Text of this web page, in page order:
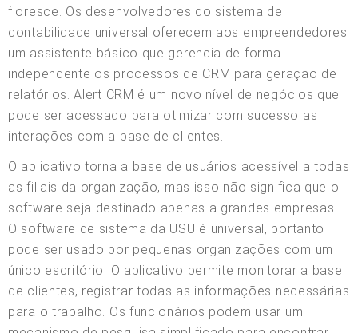
floresce. Os desenvolvedores do sistema de
contabilidade universal oferecem aos empreendedores
um assistente básico que gerencia de forma
independente os processos de CRM para geração de
relatórios. Alert CRM é um novo nível de negócios que
pode ser acessado para otimizar com sucesso as
interações com a base de clientes.
O aplicativo torna a base de usuários acessível a todas
as filiais da organização, mas isso não significa que o
software seja destinado apenas a grandes empresas.
O software de sistema da USU é universal, portanto
pode ser usado por pequenas organizações com um
único escritório. O aplicativo permite monitorar a base
de clientes, registrar todas as informações necessárias
para o trabalho. Os funcionários podem usar um